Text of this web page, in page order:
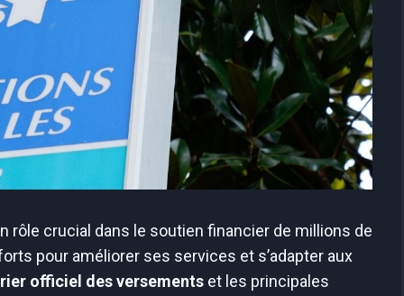
rôle crucial dans le soutien financier de millions de
pour améliorer ses services et s’adapter aux
officiel des versements et les principales